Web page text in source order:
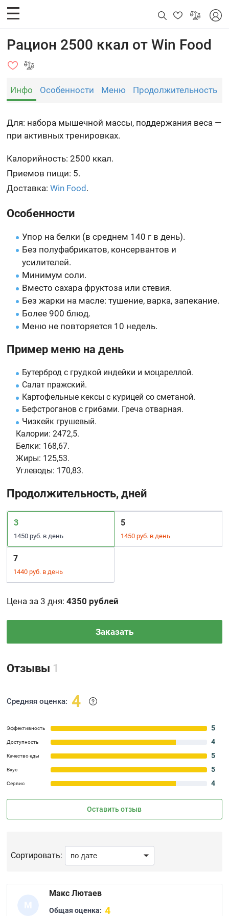
Рацион 2500 ккал от Win Food
Инфо Особенности Меню Продолжительность
Для: набора мышечной массы, поддержания веса —
при активных тренировках.
Калорийность: 2500 ккал.
Приемов пищи: 5.
Доставка:Win Food .
Особенности
Упор на белки (в среднем 140 г в день).
Без полуфабрикатов, консервантов и
усилителей.
Минимум соли.
Вместо сахара фруктоза или стевия.
Без жарки на масле: тушение, варка, запекание.
Более 900 блюд.
Меню не повторяется 10 недель.
Пример меню на день
Бутерброд с грудкой индейки и моцареллой.
Салат пражский.
Картофельные кексы с курицей со сметаной.
Бефстроганов с грибами. Греча отварная.
Чизкейк грушевый.
Калории: 2472,5.
Белки: 168,67.
Жиры: 125,53.
Углеводы: 170,83.
Продолжительность, дней
3
1450 руб. в день
5
1450 руб. в день
7
1440 руб. в день
Цена за 3 дня:4350 рублей
Заказать
Отзывы 1
Средняя оценка: 4
Эффективность 5
Доступность 4
Качество еды 5
Вкус 5
Сервис 4
Оставить отзыв
Сортировать:
М
Макс Лютаев
Общая оценка: 4